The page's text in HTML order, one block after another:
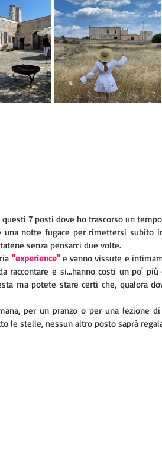
7 posti dove ho trascorso un
una notte fugace per rimettersi subito
senza pensarci due volte.
"experience" e vanno vissute e
raccontare e si...hanno costi un po'
ma potete stare certi che, qualora
per un pranzo o per una lezione
le stelle, nessun altro posto saprà